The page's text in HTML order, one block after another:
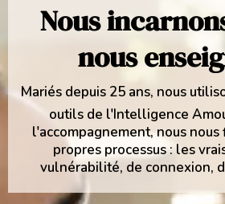
Nous
nous
Mariés depuis 25 ans, nous
outils de l'Intelligence
l'accompagnement, nous
propres processus : les
vulnérabilité, de connexion,